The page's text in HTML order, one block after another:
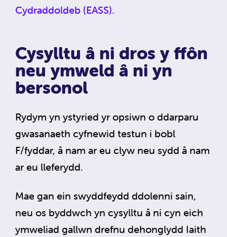
Cydraddoldeb (EASS).
Cysylltu â ni dros y ffôn
neu ymweld â ni yn
bersonol
Rydym yn ystyried yr opsiwn o ddarparu
gwasanaeth cyfnewid testun i bobl
F/fyddar, â nam ar eu clyw neu sydd â nam
ar eu lleferydd.
Mae gan ein swyddfeydd ddolenni sain,
neu os byddwch yn cysylltu â ni cyn eich
ymweliad gallwn drefnu dehonglydd Iaith